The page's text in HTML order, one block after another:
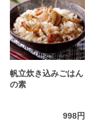
帆立炊き込みごはん
の素
998円